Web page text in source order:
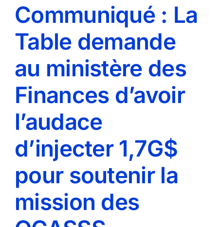
Communiqué : La
Table demande
au ministère des
Finances d’avoir
l’audace
d’injecter 1,7G$
pour soutenir la
mission des